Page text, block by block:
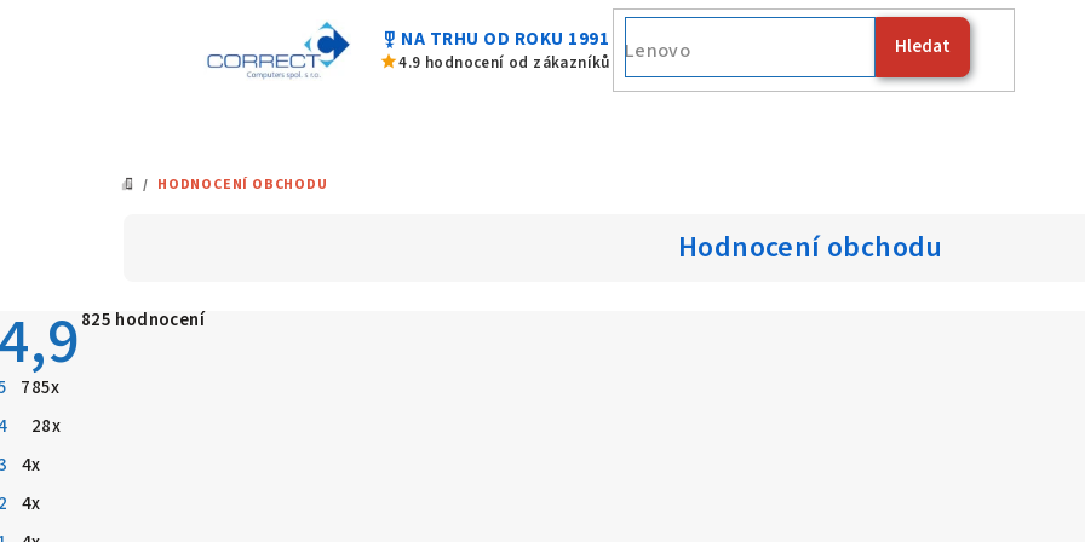
military_tech NA TRHU OD ROKU 1991
star4.9 hodnocení od zákazníků
Hledat
Fuji
DOMŮ
/ HODNOCENÍ OBCHODU
Hodnocení obchodu
Průměrné
825 hodnocení
785x
28x
4x
4x